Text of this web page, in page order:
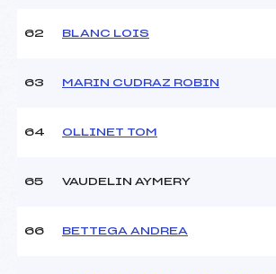
62 BLANC LOIS
63 MARIN CUDRAZ ROBIN
64 OLLINET TOM
65 VAUDELIN AYMERY
66 BETTEGA ANDREA